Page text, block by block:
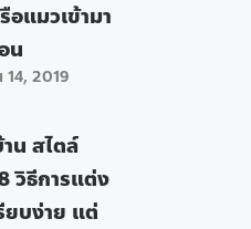
แมวเข้ามา
น
2019
น สไตล์
วิธีการแต่ง
ยบง่าย แต่